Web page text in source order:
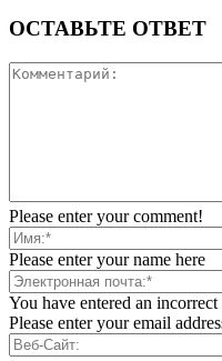
ОСТАВЬТЕ ОТВЕТ
Please enter your comment!
Please enter your name here
You have entered an incorrect
Please enter your email